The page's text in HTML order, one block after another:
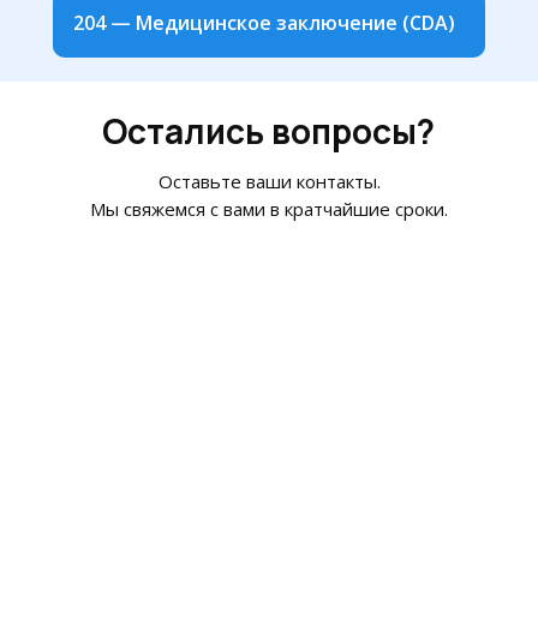
204 — Медицинское заключение (CDA)
Оставьте ваши контакты.
Мы свяжемся с вами в кратчайшие сроки.
Остались вопросы?